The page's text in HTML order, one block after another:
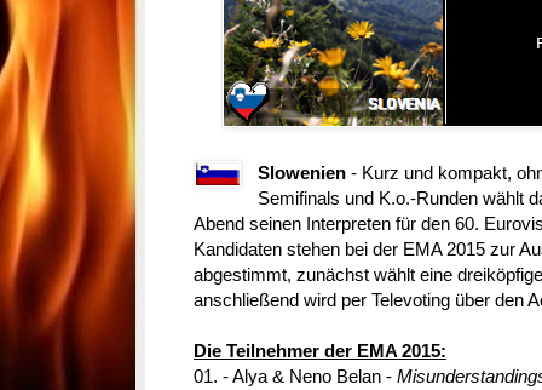
Slowenien - Kurz und kompakt,
Semifinals und K.o.-Runden wählt
Abend seinen Interpreten für den 60.
Kandidaten stehen bei der EMA 2015 zur
abgestimmt, zunächst wählt eine
anschließend wird per Televoting über den
Die Teilnehmer der EMA 2015:
01. - Alya & Neno Belan -